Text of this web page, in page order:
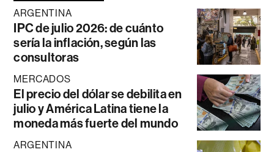
ARGENTINA
IPC de julio 2026: de cuánto
sería la inflación, según las
consultoras
MERCADOS
El precio del dólar se debilita en
julio y América Latina tiene la
moneda más fuerte del mundo
ARGENTINA